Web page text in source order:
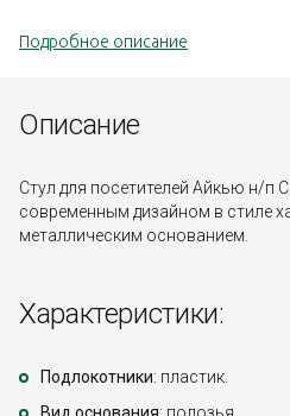
Подробное описание
Описание
Стул для посетителей Айкью н/п
современным дизайном в стиле
металлическим основанием.
Характеристики:
Подлокотники: пластик.